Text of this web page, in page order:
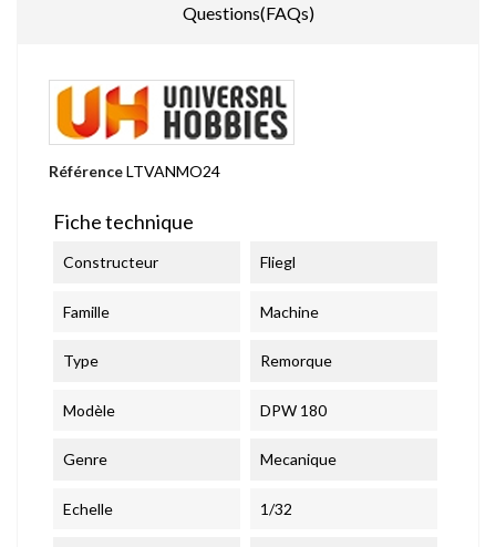
Questions(FAQs)
RéférenceLTVANMO24
Fiche technique
Constructeur Fliegl
Famille Machine
Type Remorque
Modèle DPW 180
Genre Mecanique
Echelle 1/32